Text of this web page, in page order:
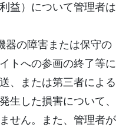
益）について管理者は
器の障害または保守の
トへの参画の終了等に
、または第三者による
生した損害について、
せん。また、管理者が